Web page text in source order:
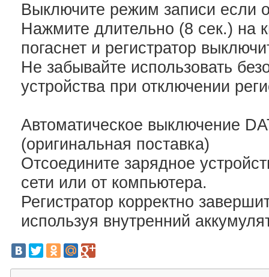
Выключите режим записи если
Нажмите длительно (8 сек.) на
погаснет и регистратор
Не забывайте использовать
устройства при отключении
Автоматическое выключение
(оригинальная поставка)
Отсоедините зарядное
сети или от компьютера.
Регистратор корректно
используя внутренний